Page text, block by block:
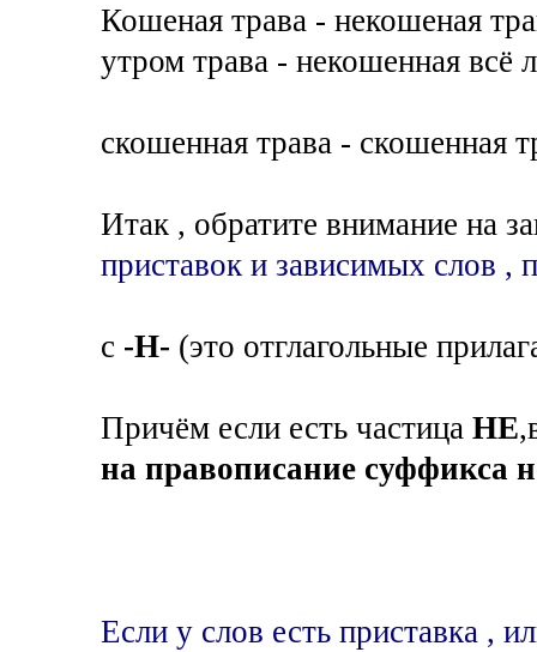
Кошеная трава - некошеная
утром трава - некошенная всё
скошенная трава - скошенная
Итак , обратите внимание на
приставок и зависимых слов ,
с -Н- (это отглагольные
Причём если есть частица НЕ
на правописание суффикса
Если у слов есть приставка ,